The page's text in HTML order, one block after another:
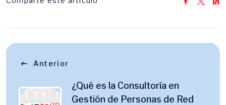
Anterior
¿Qué es la Consultoría en
Gestión de Personas de Red